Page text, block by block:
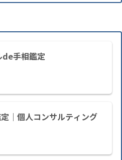
de手相鑑定
｜個人コンサルティング